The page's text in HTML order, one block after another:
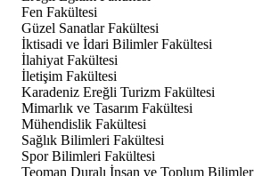
Fen Fakültesi
Güzel Sanatlar Fakültesi
İktisadi ve İdari Bilimler Fakültesi
İlahiyat Fakültesi
İletişim Fakültesi
Karadeniz Ereğli Turizm Fakültesi
Mimarlık ve Tasarım Fakültesi
Mühendislik Fakültesi
Sağlık Bilimleri Fakültesi
Spor Bilimleri Fakültesi
Teoman Duralı İnsan ve Toplum